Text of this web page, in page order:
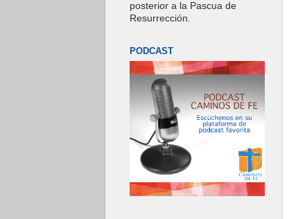
posterior a la Pascua de
Resurrección.
PODCAST